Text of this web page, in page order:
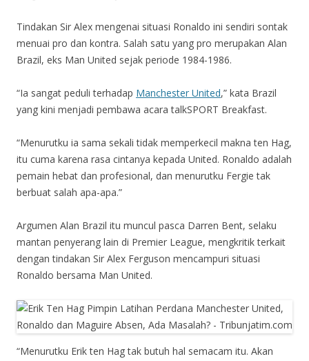
Tindakan Sir Alex mengenai situasi Ronaldo ini sendiri sontak
menuai pro dan kontra. Salah satu yang pro merupakan Alan
Brazil, eks Man United sejak periode 1984-1986.
“Ia sangat peduli terhadap Manchester United,” kata Brazil
yang kini menjadi pembawa acara talkSPORT Breakfast.
“Menurutku ia sama sekali tidak memperkecil makna ten Hag,
itu cuma karena rasa cintanya kepada United. Ronaldo adalah
pemain hebat dan profesional, dan menurutku Fergie tak
berbuat salah apa-apa.”
Argumen Alan Brazil itu muncul pasca Darren Bent, selaku
mantan penyerang lain di Premier League, mengkritik terkait
dengan tindakan Sir Alex Ferguson mencampuri situasi
Ronaldo bersama Man United.
“Menurutku Erik ten Hag tak butuh hal semacam itu. Akan